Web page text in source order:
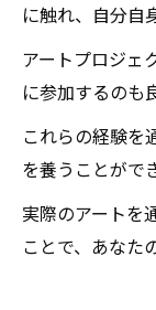
に触れ、自分自
アートプロジェ
に参加するのも
これらの経験を
を養うことがで
実際のアートを
ことで、あなた